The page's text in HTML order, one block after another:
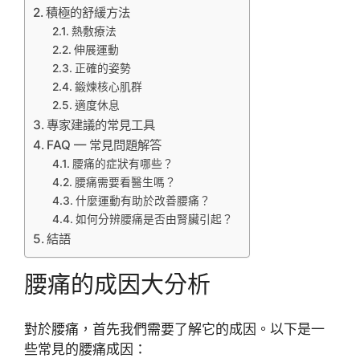
積極的舒緩方法
熱敷療法
伸展運動
正確的姿勢
鍛煉核心肌群
適度休息
專家建議的常見工具
FAQ — 常見問題解答
腰痛的症狀有哪些？
腰痛需要看醫生嗎？
什麼運動有助於改善腰痛？
如何分辨腰痛是否由腎臟引起？
結語
腰痛的成因大分析
對於腰痛，首先我們需要了解它的成因。以下是一
些常見的腰痛成因：